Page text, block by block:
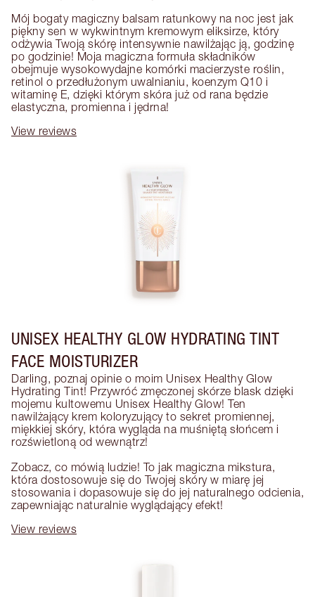
Mój bogaty magiczny balsam ratunkowy na noc jest jak
piękny sen w wykwintnym kremowym eliksirze, który
odżywia Twoją skórę intensywnie nawilżając ją, godzinę
po godzinie! Moja magiczna formuła składników
obejmuje wysokowydajne komórki macierzyste roślin,
retinol o przedłużonym uwalnianiu, koenzym Q10 i
witaminę E, dzięki którym skóra już od rana będzie
elastyczna, promienna i jędrna!
View reviews
UNISEX HEALTHY GLOW HYDRATING TINT
FACE MOISTURIZER
Darling, poznaj opinie o moim Unisex Healthy Glow
Hydrating Tint! Przywróć zmęczonej skórze blask dzięki
mojemu kultowemu Unisex Healthy Glow! Ten
nawilżający krem koloryzujący to sekret promiennej,
miękkiej skóry, która wygląda na muśniętą słońcem i
rozświetloną od wewnątrz!
Zobacz, co mówią ludzie! To jak magiczna mikstura,
która dostosowuje się do Twojej skóry w miarę jej
stosowania i dopasowuje się do jej naturalnego odcienia,
zapewniając naturalnie wyglądający efekt!
View reviews